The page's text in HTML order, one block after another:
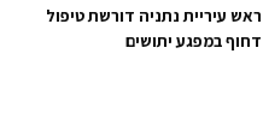
ראש עיריית נתניה דורשת טיפול
דחוף במפגע יתושים